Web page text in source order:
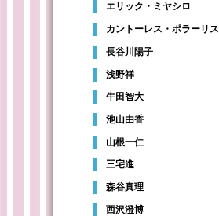
エリック・ミヤシロ
カントーレス・ポラーリス
長谷川陽子
浅野祥
牛田智大
池山由香
山根一仁
三宅進
森谷真理
西沢澄博